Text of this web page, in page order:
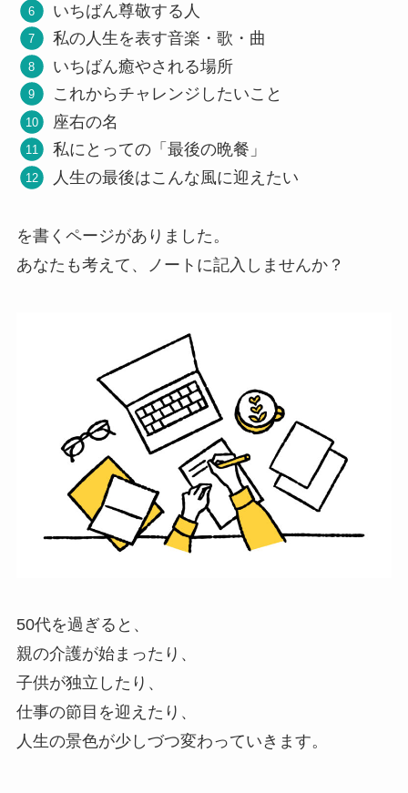
いちばん尊敬する人
私の人生を表す音楽・歌・曲
いちばん癒やされる場所
これからチャレンジしたいこと
座右の名
私にとっての「最後の晩餐」
人生の最後はこんな風に迎えたい
を書くページがありました。
あなたも考えて、ノートに記入しませんか？
50代を過ぎると、
親の介護が始まったり、
子供が独立したり、
仕事の節目を迎えたり、
人生の景色が少しづつ変わっていきます。